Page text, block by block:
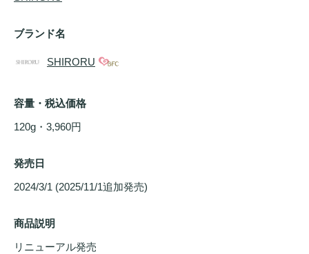
ブランド名
SHIRORU
容量・税込価格
120g・3,960円
発売日
2024/3/1 (2025/11/1追加発売)
商品説明